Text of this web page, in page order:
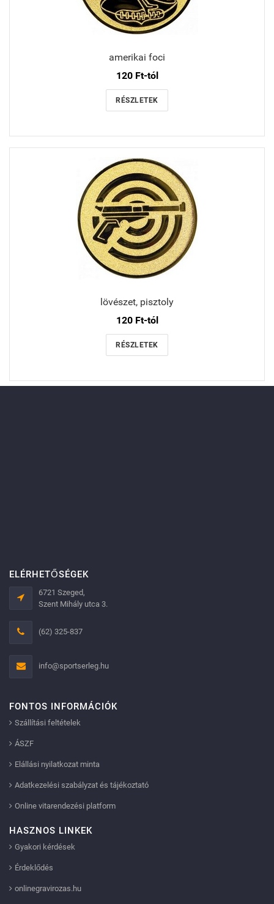
amerikai foci
120 Ft-tól
RÉSZLETEK
lövészet, pisztoly
120 Ft-tól
RÉSZLETEK
ELÉRHETŐSÉGEK
6721 Szeged,
Szent Mihály utca 3.
(62) 325-837
info@sportserleg.hu
FONTOS INFORMÁCIÓK
Szállítási feltételek
ÁSZF
Elállási nyilatkozat minta
Adatkezelési szabályzat és tájékoztató
Online vitarendezési platform
HASZNOS LINKEK
Gyakori kérdések
Érdeklődés
onlinegravirozas.hu